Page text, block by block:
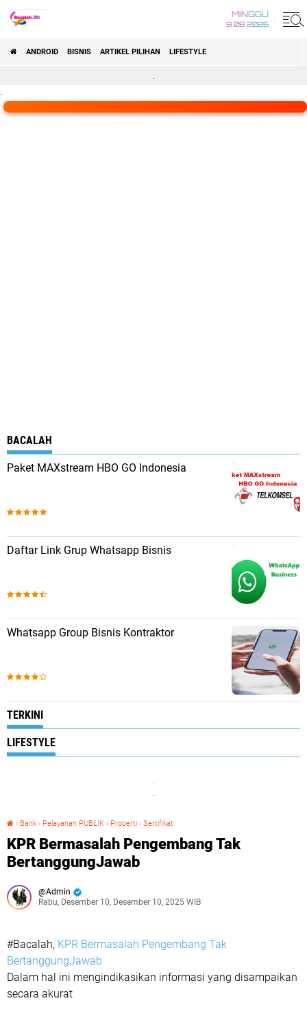
MINGGU
9 08 2026
ANDROID BISNIS ARTIKEL PILIHAN LIFESTYLE
BACALAH
Paket MAXstream HBO GO Indonesia
Daftar Link Grup Whatsapp Bisnis
Whatsapp Group Bisnis Kontraktor
TERKINI
LIFESTYLE
› Bank › Pelayanan PUBLIK › Properti › Sertifikat
KPR Bermasalah Pengembang Tak
BertanggungJawab
Admin
Rabu, Desember 10, Desember 10, 2025 WIB
#Bacalah, KPR Bermasalah Pengembang Tak
BertanggungJawab
Dalam hal ini mengindikasikan informasi yang disampaikan
secara akurat